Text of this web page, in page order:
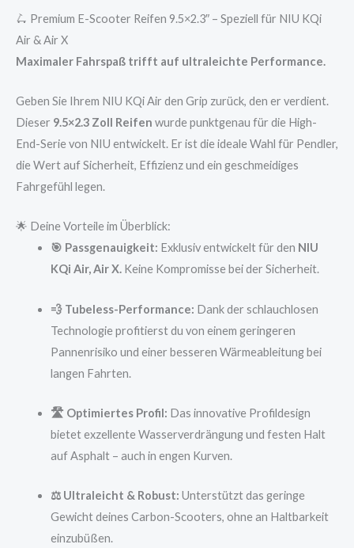
🛴 Premium E-Scooter Reifen 9.5×2.3″ – Speziell für NIU KQi
Air & Air X
Maximaler Fahrspaß trifft auf ultraleichte Performance.
Geben Sie Ihrem NIU KQi Air den Grip zurück, den er verdient.
Dieser 9.5×2.3 Zoll Reifen wurde punktgenau für die High-
End-Serie von NIU entwickelt. Er ist die ideale Wahl für Pendler,
die Wert auf Sicherheit, Effizienz und ein geschmeidiges
Fahrgefühl legen.
🌟 Deine Vorteile im Überblick:
🎯 Passgenauigkeit: Exklusiv entwickelt für den NIU
KQi Air, Air X.Keine Kompromisse bei der Sicherheit.
💨 Tubeless-Performance: Dank der schlauchlosen
Technologie profitierst du von einem geringeren
Pannenrisiko und einer besseren Wärmeableitung bei
langen Fahrten.
🛣️ Optimiertes Profil: Das innovative Profildesign
bietet exzellente Wasserverdrängung und festen Halt
auf Asphalt – auch in engen Kurven.
⚖️ Ultraleicht & Robust: Unterstützt das geringe
Gewicht deines Carbon-Scooters, ohne an Haltbarkeit
einzubüßen.